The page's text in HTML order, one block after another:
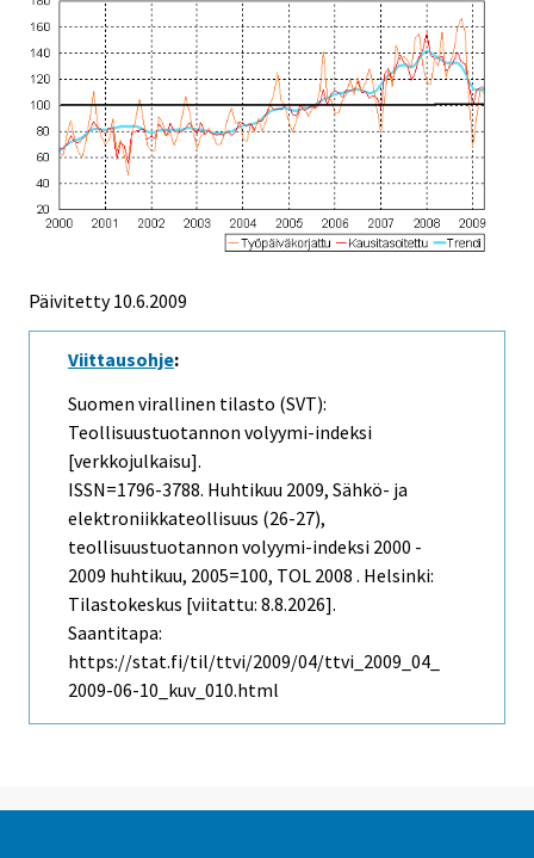
Päivitetty10.6.2009
Viittausohje:
Suomen virallinen tilasto (SVT):
Teollisuustuotannon volyymi-indeksi
[verkkojulkaisu].
ISSN=1796-3788. Huhtikuu 2009, Sähkö- ja
elektroniikkateollisuus (26-27),
teollisuustuotannon volyymi-indeksi 2000 -
2009 huhtikuu, 2005=100, TOL 2008 . Helsinki:
Tilastokeskus [viitattu: 8.8.2026].
Saantitapa:
https://stat.fi/til/ttvi/2009/04/ttvi_2009_04_
2009-06-10_kuv_010.html